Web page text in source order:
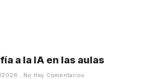
a la IA en las aulas
No Hay Comentarios